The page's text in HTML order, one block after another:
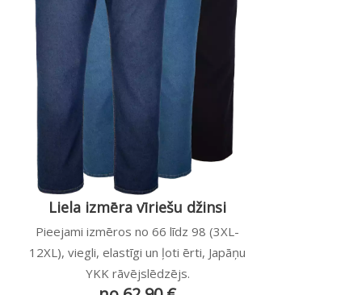
Liela izmēra vīriešu džinsi
Pieejami izmēros no 66 līdz 98 (3XL-
12XL), viegli, elastīgi un ļoti ērti, Japāņu
YKK rāvējslēdzējs.